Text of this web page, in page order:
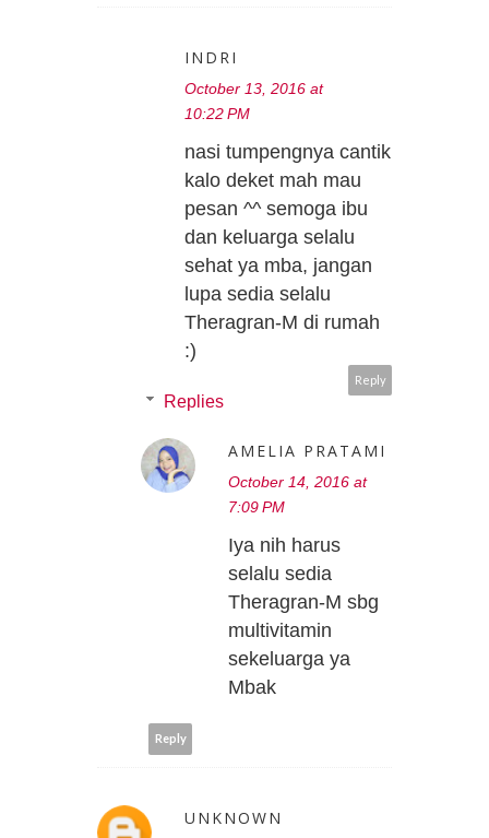
INDRI
October 13, 2016 at
10:22 PM
nasi tumpengnya cantik
kalo deket mah mau
pesan ^^ semoga ibu
dan keluarga selalu
sehat ya mba, jangan
lupa sedia selalu
Theragran-M di rumah
:)
Reply
Replies
AMELIA PRATAMI
October 14, 2016 at
7:09 PM
Iya nih harus
selalu sedia
Theragran-M sbg
multivitamin
sekeluarga ya
Mbak
Reply
UNKNOWN